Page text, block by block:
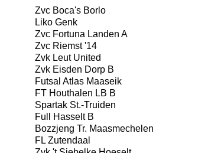
Zvc Boca's Borlo
Liko Genk
Zvc Fortuna Landen A
Zvc Riemst '14
Zvk Leut United
Zvk Eisden Dorp B
Futsal Atlas Maaseik
FT Houthalen LB B
Spartak St.-Truiden
Full Hasselt B
Bozzjeng Tr. Maasmechelen
FL Zutendaal